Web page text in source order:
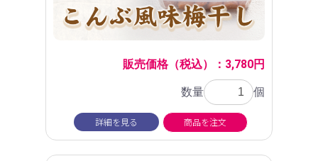
販売価格（税込）：3,780円
数量 個
詳細を見る 商品を注文